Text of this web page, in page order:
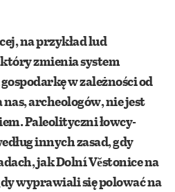
na przykład lud
zmienia system
w zależności od
archeologów, nie jest
Paleolityczni łowcy-
innych zasad, gdy
jak Dolní Vĕstonice na
wyprawiali się polować na